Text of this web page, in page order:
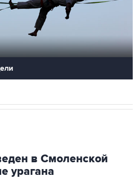
в Смоленской
урагана